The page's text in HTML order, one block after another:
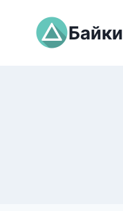
содержимому
Байки